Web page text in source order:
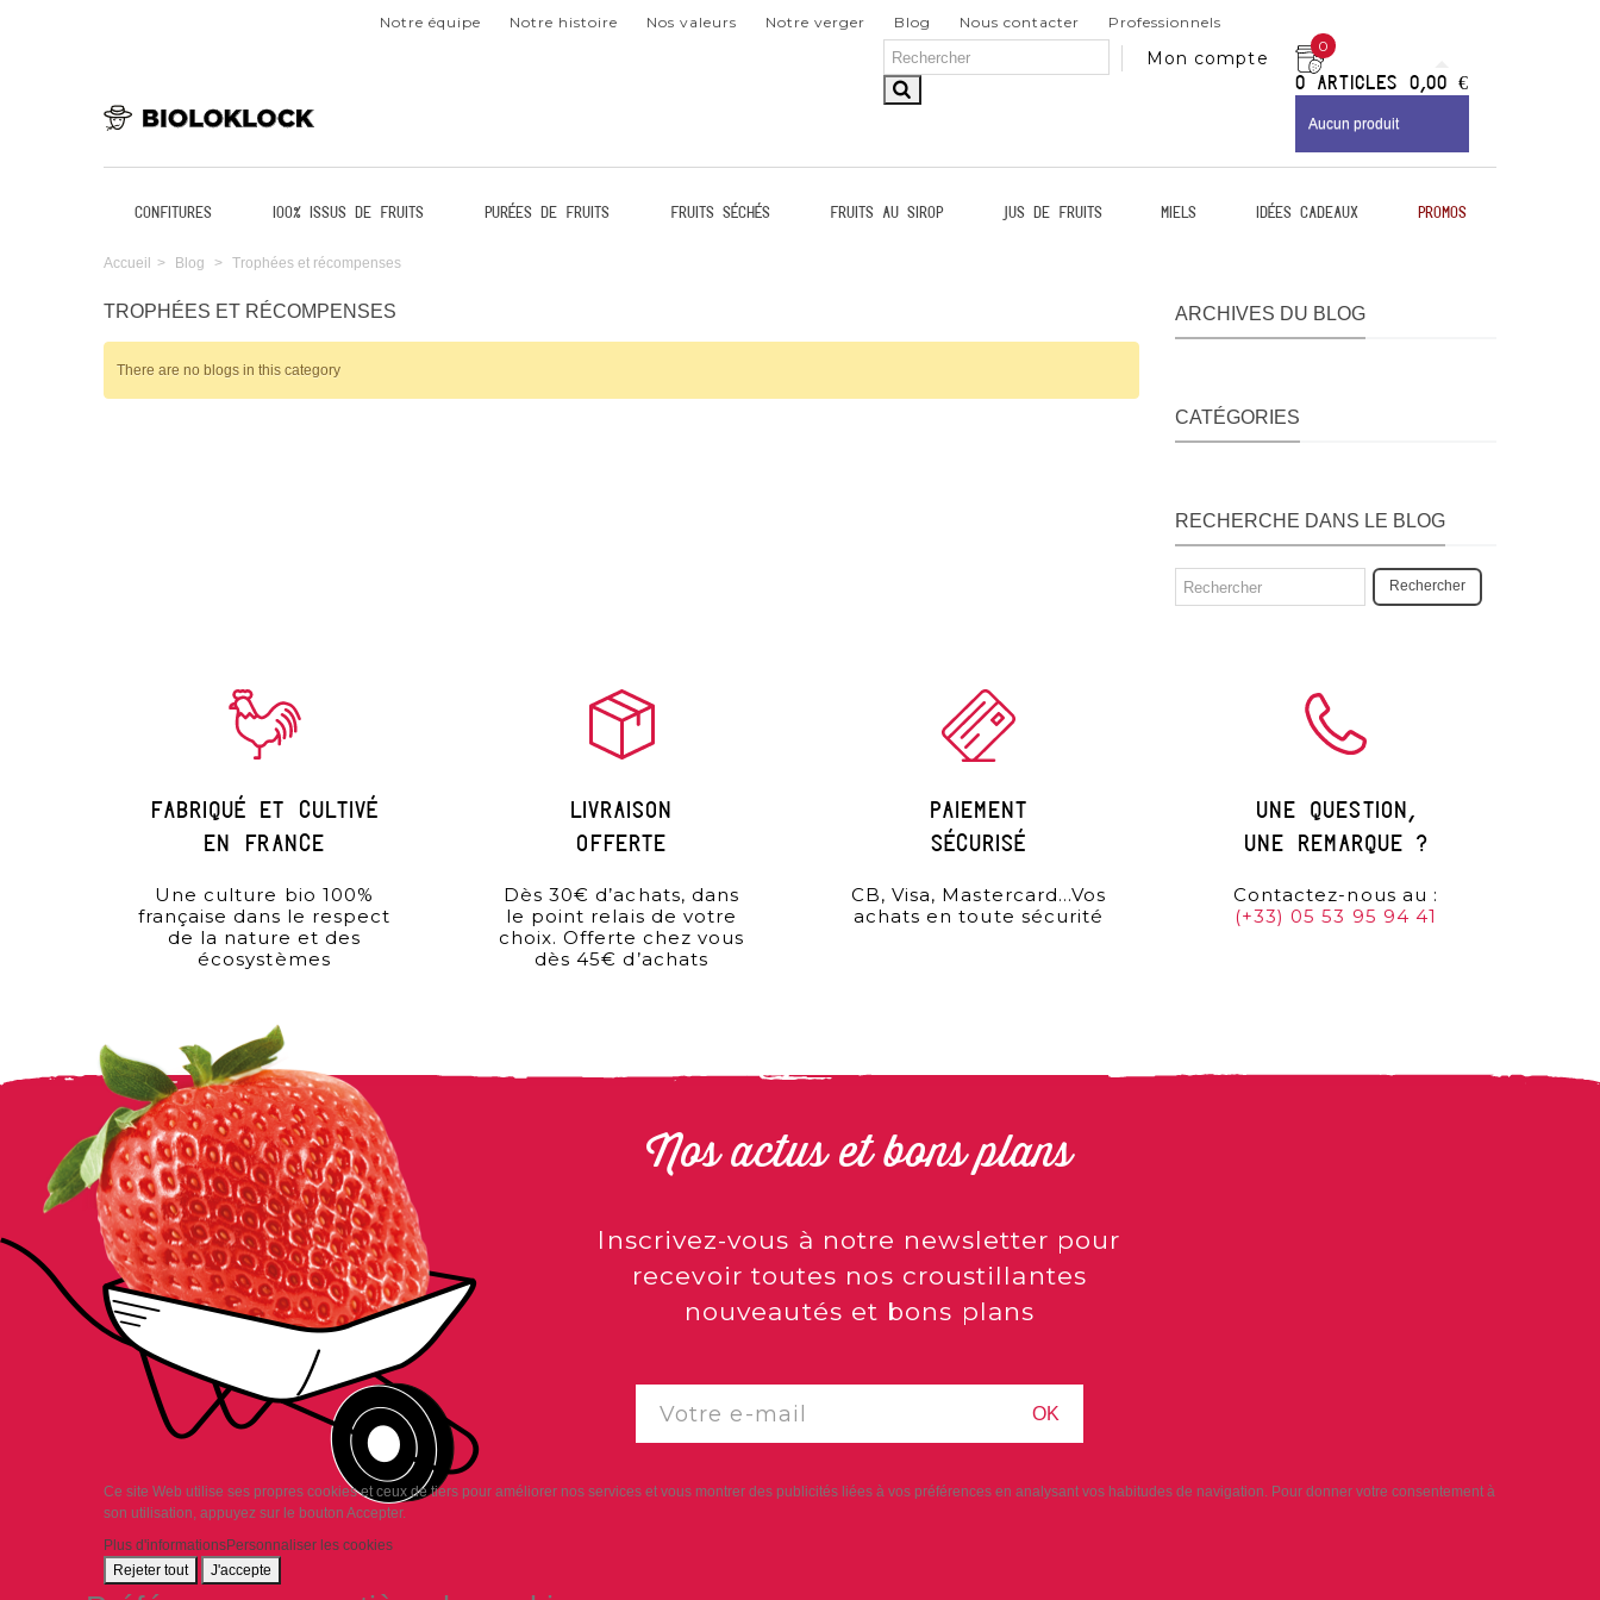
Notre équipe Notre histoire Nos valeurs Notre verger Blog Nous contacter
Professionnels
0
0 Articles 0,00 €
Aucun produit
Mon compte
Confitures 100% issus de fruits Purées de fruits Fruits séchés Fruits au sirop Jus de fruits Miels Idées Cadeaux Promos
Accueil > Blog > Trophées et récompenses
TROPHÉES ET RÉCOMPENSES
There are no blogs in this category
ARCHIVES DU BLOG
CATÉGORIES
RECHERCHE DANS LE BLOG
Rechercher
Fabriqué et cultivé
en france
Une culture bio 100%
française dans le respect
de la nature et des
écosystèmes
Livraison
offerte
Dès 30€ d’achats, dans
le point relais de votre
choix. Offerte chez vous
dès 45€ d’achats
paiement
sécurisé
CB, Visa, Mastercard…Vos
achats en toute sécurité
une question,
une remarque ?
Contactez-nous au :
(+33) 05 53 95 94 41
Nos actus et bons plans
Inscrivez-vous à notre newsletter pour
recevoir toutes nos croustillantes
nouveautés et bons plans
OK
Ce site Web utilise ses propres cookies et ceux de tiers pour améliorer nos services et vous montrer des publicités liées à vos préférences en analysant vos habitudes de navigation. Pour donner votre consentement à
son utilisation, appuyez sur le bouton Accepter.
Plus d'informationsPersonnaliser les cookies
Rejeter tout
J'accepte